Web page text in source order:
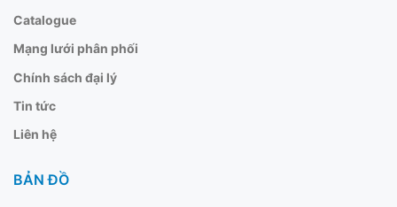
Catalogue
Mạng lưới phân phối
Chính sách đại lý
Tin tức
Liên hệ
BẢN ĐỒ